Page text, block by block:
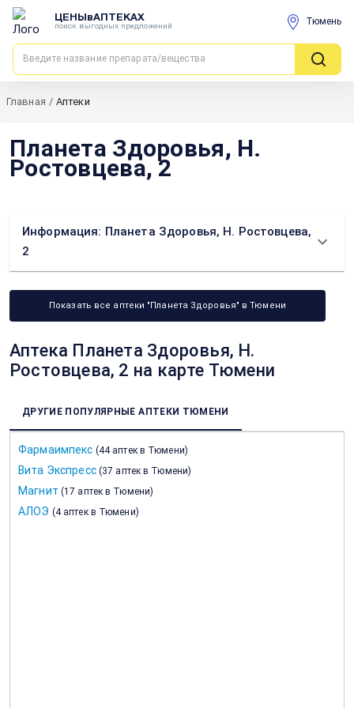
ЦЕНЫвАПТЕКАХ
поиск выгодных предложений Тюмень
Главная / Аптеки
Планета Здоровья, Н.
Ростовцева, 2
Информация: Планета Здоровья, Н. Ростовцева,
2
Показать все аптеки "Планета Здоровья" в Тюмени
Аптека Планета Здоровья, Н.
Ростовцева, 2 на карте Тюмени
ДРУГИЕ ПОПУЛЯРНЫЕ АПТЕКИ ТЮМЕНИ
Фармаимпекс (44 аптек в Тюмени)
Вита Экспресс (37 аптек в Тюмени)
Магнит (17 аптек в Тюмени)
АЛОЭ (4 аптек в Тюмени)